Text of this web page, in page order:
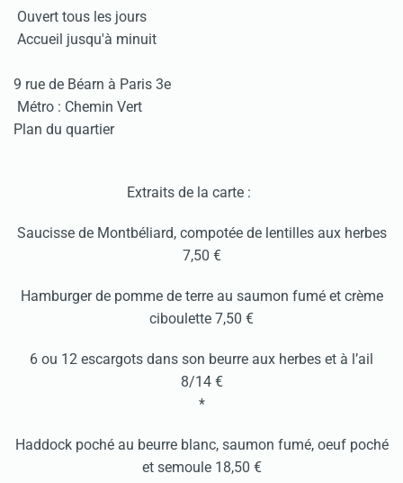
Ouvert tous les jours
Accueil jusqu'à minuit
9 rue de Béarn à Paris 3e
Métro : Chemin Vert
Plan du quartier
Extraits de la carte :
Saucisse de Montbéliard, compotée de lentilles aux herbes
7,50 €
Hamburger de pomme de terre au saumon fumé et crème
ciboulette 7,50 €
6 ou 12 escargots dans son beurre aux herbes et à l’ail
8/14 €
*
Haddock poché au beurre blanc, saumon fumé, oeuf poché
et semoule 18,50 €